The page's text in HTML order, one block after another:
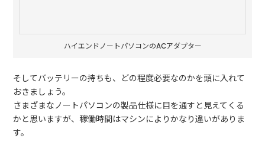
ハイエンドノートパソコンのACアダプター
そしてバッテリーの持ちも、どの程度必要なのかを頭に入れて
おきましょう。
さまざまなノートパソコンの製品仕様に目を通すと見えてくる
かと思いますが、稼働時間はマシンによりかなり違いがありま
す。